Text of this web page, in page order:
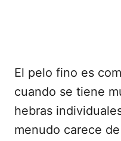
El pelo fino es
cuando se tiene
hebras
menudo carece